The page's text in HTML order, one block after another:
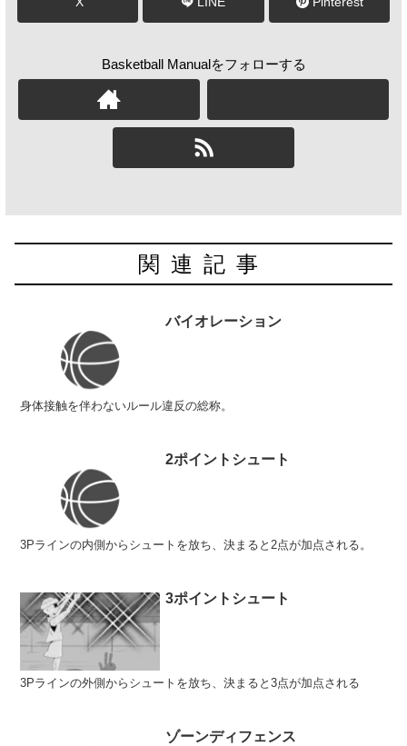
Basketball Manualをフォローする
関連記事
バイオレーション
身体接触を伴わないルール違反の総称。
2ポイントシュート
3Pラインの内側からシュートを放ち、決まると2点が加点される。
3ポイントシュート
3Pラインの外側からシュートを放ち、決まると3点が加点される
ゾーンディフェンス